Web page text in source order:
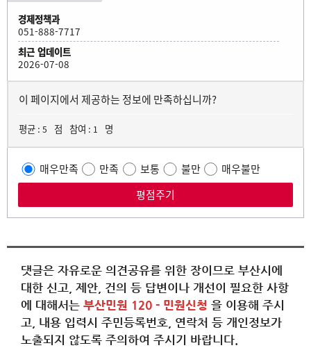
경제정책과
051-888-7717
최근 업데이트
2026-07-08
이 페이지에서 제공하는 정보에 만족하십니까?
평균 : 5 점 참여 : 1 명
매우만족 만족 보통 불만 매우불만
댓글은 자유로운 의견공유를 위한 장이므로 부산시에
대한 신고, 제안, 건의 등 답변이나 개선이 필요한 사항
에 대해서는 부산민원 120 - 민원신청 을 이용해 주시
고, 내용 입력시 주민등록번호, 연락처 등 개인정보가
노출되지 않도록 주의하여 주시기 바랍니다.